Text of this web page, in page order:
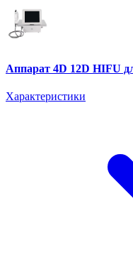
Аппарат 4D 12D HIFU
Характеристики